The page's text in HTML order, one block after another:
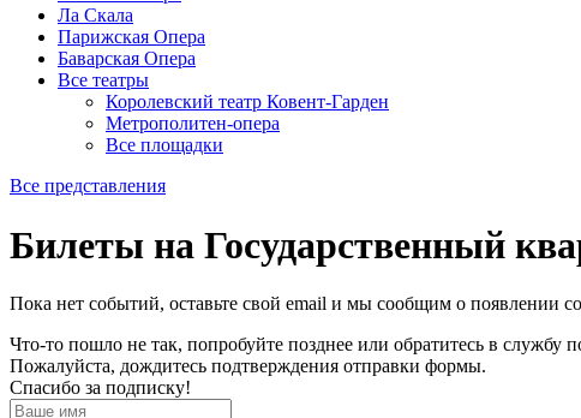
Ла Скала
Парижская Опера
Баварская Опера
Все театры
Королевский театр Ковент-Гарден
Метрополитен-опера
Все площадки
Все представления
Билеты на Государственный
Пока нет событий, оставьте свой email и мы сообщим о появлении
Что-то пошло не так, попробуйте позднее или обратитесь в службу
Пожалуйста, дождитесь подтверждения отправки формы.
Спасибо за подписку!